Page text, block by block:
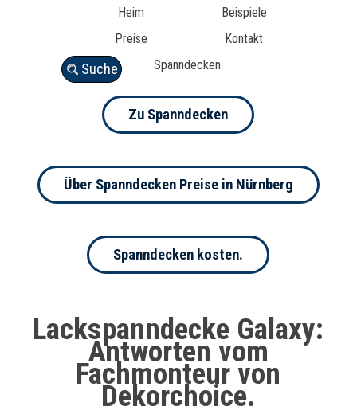
Heim
Beispiele
Preise
Kontakt
Spanndecken
Suche
Zu Spanndecken
Über Spanndecken Preise in Nürnberg
Spanndecken kosten.
Lackspanndecke Galaxy:
Antworten vom
Fachmonteur von
Dekorchoice.